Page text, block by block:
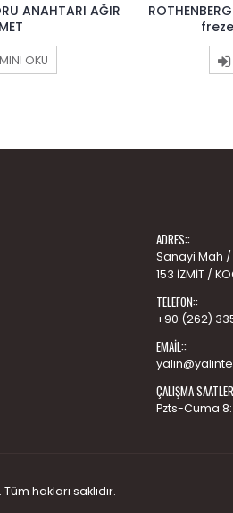
ANAHTARI AĞIR
OKU
ADRES::
Sanayi Mah /
153 İZMİT /
TELEFON::
+90 (262)
EMAIL::
ÇALIŞMA
Pzts-Cuma
hakları saklıdır.